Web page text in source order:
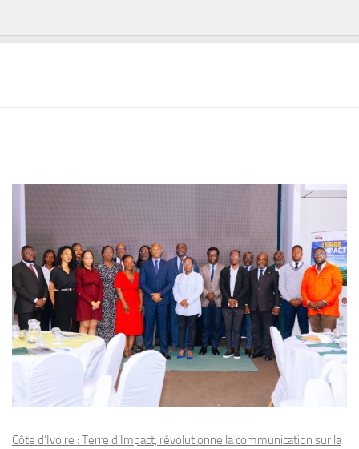
Côte d’Ivoire : Terre d’Impact, révolutionne la communication sur la